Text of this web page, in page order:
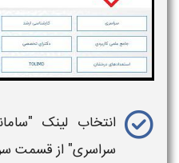
انتخاب لینک
سراسری" از قسمت